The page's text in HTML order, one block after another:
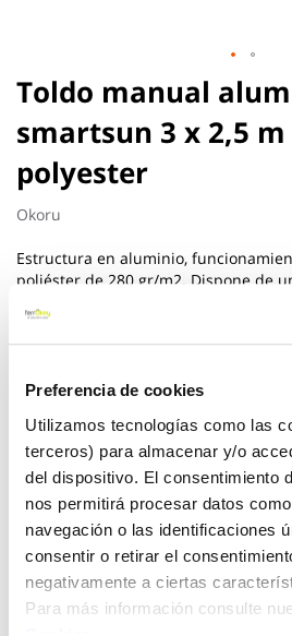
Preferencia de cookies
Utilizamos tecnologías como las
terceros) para almacenar y/o
del dispositivo. El consentimiento
nos permitirá procesar datos
navegación o las identificaciones
consentir o retirar el
negativamente a ciertas
Para más información consulte
Toldo manual
smartsun 3 x 2,5
polyester
Okoru
Estructura en aluminio,
poliéster de 280 gr/m2. Dispone de
accesorios de fijación a pared. 3 x
Dimensiones embalaje 200 x 40 x 20
Agotado
Introduce tu e-mail y te
estar
Saltar
al
comienzo
de
la
galería
de